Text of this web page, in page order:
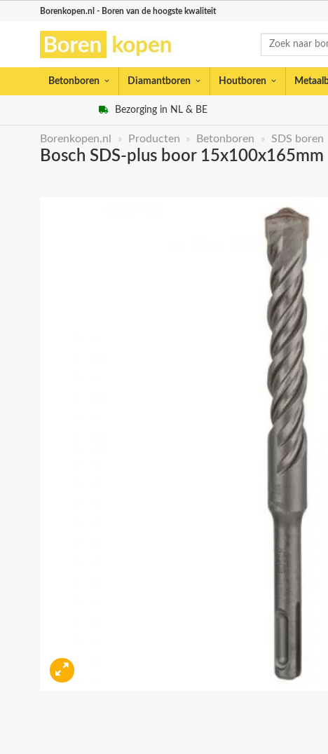
Borenkopen.nl - Boren van de hoogste kwaliteit
Zoeken
Betonboren Diamantboren Houtboren
Bezorging in NL & BE
Borenkopen.nl » Producten » Betonboren » SDS boren
Bosch SDS-plus boor 15x100x165mm